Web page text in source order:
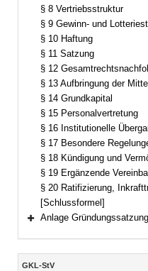
§ 8 Vertriebsstruktur
§ 9 Gewinn- und
§ 10 Haftung
§ 11 Satzung
§ 12
§ 13 Aufbringung der Mittel
§ 14 Grundkapital
§ 15 Personalvertretung
§ 16 Institutionelle
§ 17 Besondere
§ 18 Kündigung und
§ 19 Ergänzende
§ 20 Ratifizierung,
[Schlussformel]
Anlage Gründungssatzung der
Inhalt
GKL-StV